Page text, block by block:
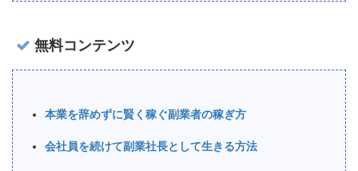
無料コンテンツ
本業を辞めずに賢く稼ぐ副業者の稼ぎ方
会社員を続けて副業社長として生きる方法